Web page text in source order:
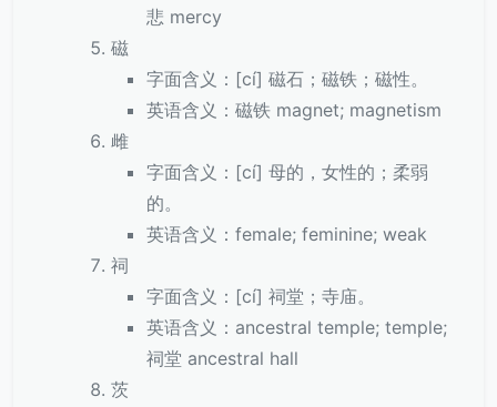
悲 mercy
磁
字面含义：[cí] 磁石；磁铁；磁性。
英语含义：磁铁 magnet; magnetism
雌
字面含义：[cí] 母的，女性的；柔弱
的。
英语含义：female; feminine; weak
祠
字面含义：[cí] 祠堂；寺庙。
英语含义：ancestral temple; temple;
祠堂 ancestral hall
茨